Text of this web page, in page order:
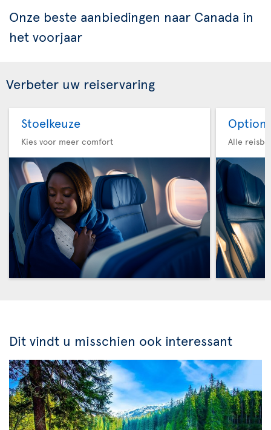
Onze beste aanbiedingen naar Canada in
het voorjaar
Verbeter uw reiservaring
Stoelkeuze
Kies voor meer comfort
Option
Alle
Dit vindt u misschien ook interessant